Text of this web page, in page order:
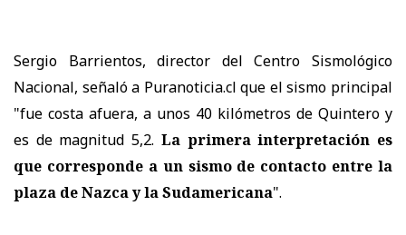
Sergio Barrientos, director del Centro Sismológico
Nacional, señaló a Puranoticia.cl que el sismo principal
"fue costa afuera, a unos 40 kilómetros de Quintero y
es de magnitud 5,2. La primera interpretación es
que corresponde a un sismo de contacto entre la
plaza de Nazca y la Sudamericana".